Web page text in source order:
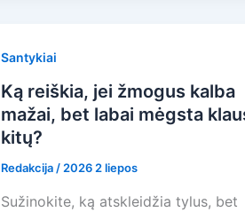
Santykiai
Ką reiškia, jei žmogus kalba
mažai, bet labai mėgsta
kitų?
Redakcija / 2026 2 liepos
Sužinokite, ką atskleidžia tylus, bet